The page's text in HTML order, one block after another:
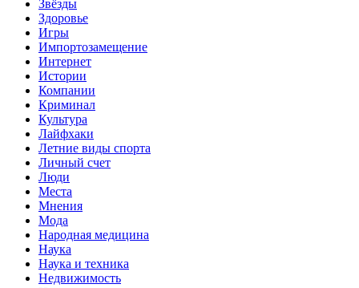
Звёзды
Здоровье
Игры
Импортозамещение
Интернет
Истории
Компании
Криминал
Культура
Лайфхаки
Летние виды спорта
Личный счет
Люди
Места
Мнения
Мода
Народная медицина
Наука
Наука и техника
Недвижимость